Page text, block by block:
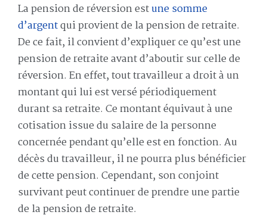
La pension de réversion estune somme
d’argentqui provient de la pension de retraite.
De ce fait, il convient d’expliquer ce qu’est une
pension de retraite avant d’aboutir sur celle de
réversion. En effet, tout travailleur a droit à un
montant qui lui est versé périodiquement
durant sa retraite. Ce montant équivaut à une
cotisation issue du salaire de la personne
concernée pendant qu’elle est en fonction. Au
décès du travailleur, il ne pourra plus bénéficier
de cette pension. Cependant, son conjoint
survivant peut continuer de prendre une partie
de la pension de retraite.